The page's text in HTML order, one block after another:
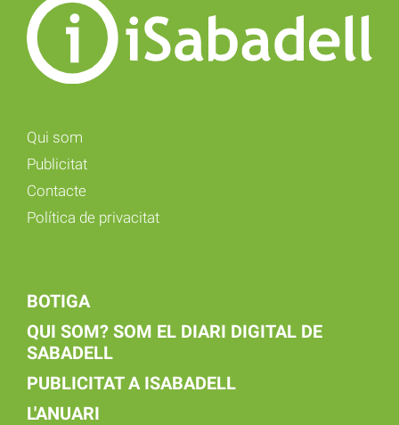
Qui som
Publicitat
Contacte
Política de privacitat
BOTIGA
QUI SOM? SOM EL DIARI DIGITAL DE
SABADELL
PUBLICITAT A ISABADELL
L'ANUARI